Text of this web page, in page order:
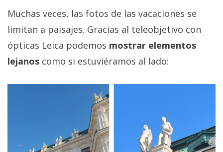
Muchas veces, las fotos de las vacaciones se
limitan a paisajes. Gracias al teleobjetivo con
ópticas Leica podemos mostrar elementos
lejanos como si estuviéramos al lado: